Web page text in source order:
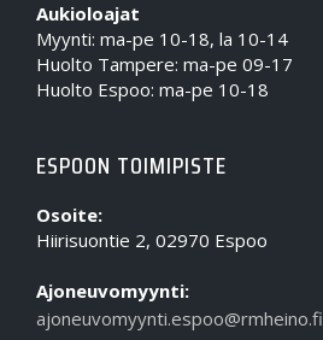
Aukioloajat
Myynti: ma-pe 10-18, la 10-14
Huolto Tampere: ma-pe 09-17
Huolto Espoo: ma-pe 10-18
ESPOON TOIMIPISTE
Osoite:
Hiirisuontie 2, 02970 Espoo
Ajoneuvomyynti:
ajoneuvomyynti.espoo@rmheino.fi